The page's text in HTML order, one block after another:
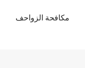
مكافحة الزواحف